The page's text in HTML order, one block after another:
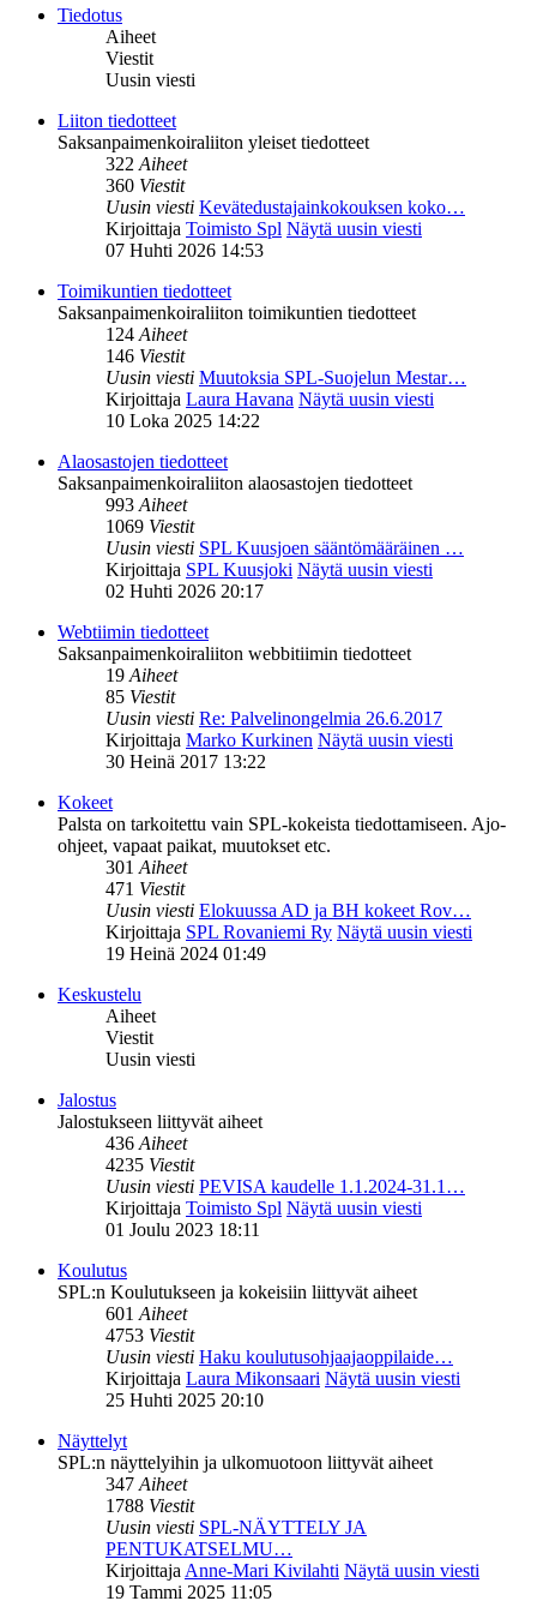
Tiedotus
Aiheet
Viestit
Uusin viesti
Liiton tiedotteet
Saksanpaimenkoiraliiton yleiset tiedotteet
322Aiheet
360 Viestit
Uusin viesti Kevätedustajainkokouksen koko…
Kirjoittaja Toimisto Spl Näytä uusin viesti
07 Huhti 2026 14:53
Toimikuntien tiedotteet
Saksanpaimenkoiraliiton toimikuntien tiedotteet
124Aiheet
146 Viestit
Uusin viesti Muutoksia SPL-Suojelun Mestar…
Kirjoittaja Laura Havana Näytä uusin viesti
10 Loka 2025 14:22
Alaosastojen tiedotteet
Saksanpaimenkoiraliiton alaosastojen tiedotteet
993Aiheet
1069 Viestit
Uusin viesti SPL Kuusjoen sääntömääräinen …
Kirjoittaja SPL Kuusjoki Näytä uusin viesti
02 Huhti 2026 20:17
Webtiimin tiedotteet
Saksanpaimenkoiraliiton webbitiimin tiedotteet
19Aiheet
85 Viestit
Uusin viesti Re: Palvelinongelmia 26.6.2017
Kirjoittaja Marko Kurkinen Näytä uusin viesti
30 Heinä 2017 13:22
Kokeet
Palsta on tarkoitettu vain SPL-kokeista tiedottamiseen. Ajo-
ohjeet, vapaat paikat, muutokset etc.
301Aiheet
471 Viestit
Uusin viesti Elokuussa AD ja BH kokeet Rov…
Kirjoittaja SPL Rovaniemi Ry Näytä uusin viesti
19 Heinä 2024 01:49
Keskustelu
Aiheet
Viestit
Uusin viesti
Jalostus
Jalostukseen liittyvät aiheet
436Aiheet
4235 Viestit
Uusin viesti PEVISA kaudelle 1.1.2024-31.1…
Kirjoittaja Toimisto Spl Näytä uusin viesti
01 Joulu 2023 18:11
Koulutus
SPL:n Koulutukseen ja kokeisiin liittyvät aiheet
601Aiheet
4753 Viestit
Uusin viesti Haku koulutusohjaajaoppilaide…
Kirjoittaja Laura Mikonsaari Näytä uusin viesti
25 Huhti 2025 20:10
Näyttelyt
SPL:n näyttelyihin ja ulkomuotoon liittyvät aiheet
347Aiheet
1788 Viestit
Uusin viesti SPL-NÄYTTELY JA
PENTUKATSELMU…
KirjoittajaAnne-Mari Kivilahti Näytä uusin viesti
19 Tammi 2025 11:05